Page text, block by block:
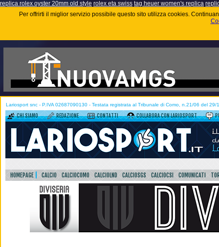
replica rolex oyster 20mm old style rolex eta swiss tag heuer women's replica
Per offrirti il miglior servizio possibile questo sito utilizza cookies.
Lariosport snc - P.IVA 02687090130 - Testata registrata al Tribunale di Como, n.21/06 del 29/
CHI SIAMO REDAZIONE CONTATTI COLLABORA CON LARIOSPORT
HOMEPAGE CALCIO CALCIOCOMO CALCIOLND CALCIOSGS CALCIOCSI COMUNICATI